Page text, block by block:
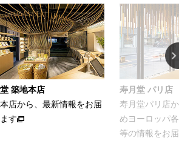
築地本店
店から、最新情報をお届
す
寿月堂 パリ店
寿月堂パリ店
めヨーロッパ
等の情報をお